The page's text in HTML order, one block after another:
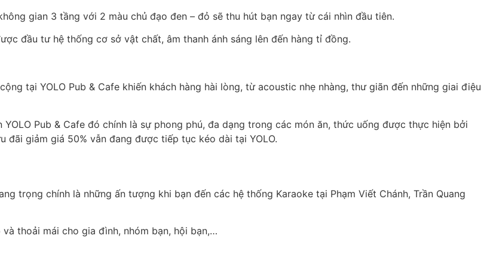
gian 3 tầng với 2 màu chủ đạo đen – đỏ sẽ thu hút bạn ngay từ cái nhìn đầu tiên.
đầu tư hệ thống cơ sở vật chất, âm thanh ánh sáng lên đến hàng tỉ đồng.
tại YOLO Pub & Cafe khiến khách hàng hài lòng, từ acoustic nhẹ nhàng, thư giãn đến những giai điệu
Pub & Cafe đó chính là sự phong phú, đa dạng trong các món ăn, thức uống được thực hiện bởi
giảm giá 50% vẫn đang được tiếp tục kéo dài tại YOLO.
trọng chính là những ấn tượng khi bạn đến các hệ thống Karaoke tại Phạm Viết Chánh, Trần Quang
thoải mái cho gia đình, nhóm bạn, hội bạn,…